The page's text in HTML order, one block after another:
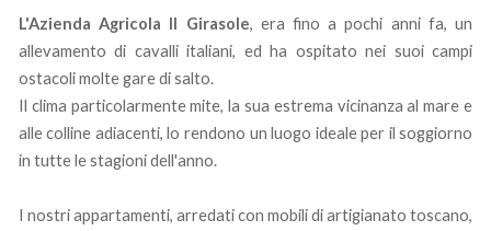
L'Azienda Agricola Il Girasole, era fino a pochi anni fa, un
allevamento di cavalli italiani, ed ha ospitato nei suoi campi
ostacoli molte gare di salto.
Il clima particolarmente mite, la sua estrema vicinanza al mare e
alle colline adiacenti, lo rendono un luogo ideale per il soggiorno
in tutte le stagioni dell'anno.
I nostri appartamenti, arredati con mobili di artigianato toscano,